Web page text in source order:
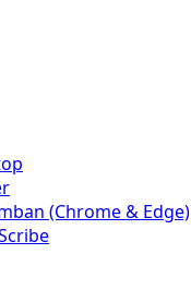
(Chrome & Edge)